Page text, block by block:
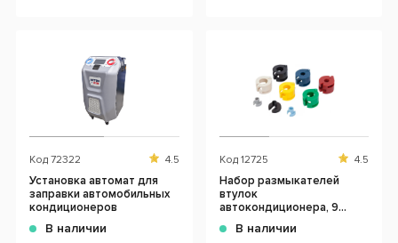
Код 72322 4.5
Установка автомат для
заправки автомобильных
кондиционеров
В наличии
Код 12725 4.5
Набор размыкателей
втулок
автокондиционера, 9
В наличии